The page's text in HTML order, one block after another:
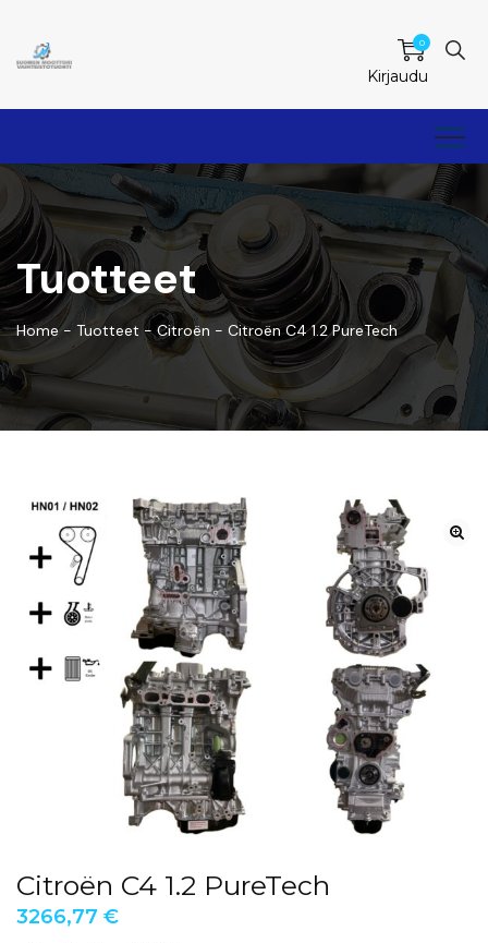
0
Kirjaudu
Tuotteet
Home- Tuotteet -Citroën - Citroën C4 1.2 PureTech
Citroën C4 1.2 PureTech
3266,77 €